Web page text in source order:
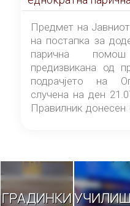
штетата предизвикана од природната
непогода на
Центар-Скопје случена на ден 21.07.2026
година
Предмет на
на постапка за
парична
предизвикана од
подрачјето на
случена на ден
Правилник
ГРАДИНКИ